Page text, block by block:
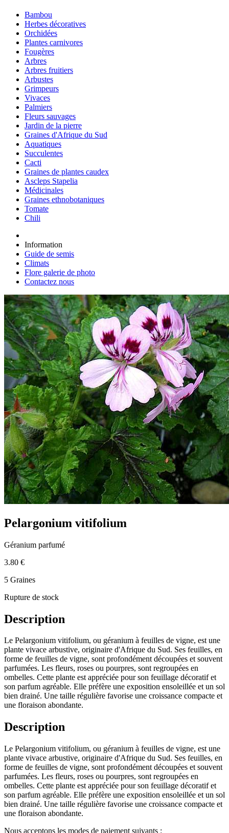
Bambou
Herbes décoratives
Orchidées
Plantes carnivores
Fougères
Arbres
Arbres fruitiers
Arbustes
Grimpeurs
Vivaces
Palmiers
Fleurs sauvages
Jardin de la pierre
Graines d'Afrique du Sud
Aquatiques
Succulentes
Cacti
Graines de plantes caudex
Ascleps Stapelia
Médicinales
Graines ethnobotaniques
Tomate
Chili
Information
Guide de semis
Climats
Flore galerie de photo
Contactez nous
Pelargonium vitifolium
Géranium parfumé
3.80 €
5 Graines
Rupture de stock
Description
Le Pelargonium vitifolium, ou géranium à feuilles de vigne, est une
plante vivace arbustive, originaire d'Afrique du Sud. Ses feuilles, en
forme de feuilles de vigne, sont profondément découpées et souvent
parfumées. Les fleurs, roses ou pourpres, sont regroupées en
ombelles. Cette plante est appréciée pour son feuillage décoratif et
son parfum agréable. Elle préfère une exposition ensoleillée et un sol
bien drainé. Une taille régulière favorise une croissance compacte et
une floraison abondante.
Description
Le Pelargonium vitifolium, ou géranium à feuilles de vigne, est une
plante vivace arbustive, originaire d'Afrique du Sud. Ses feuilles, en
forme de feuilles de vigne, sont profondément découpées et souvent
parfumées. Les fleurs, roses ou pourpres, sont regroupées en
ombelles. Cette plante est appréciée pour son feuillage décoratif et
son parfum agréable. Elle préfère une exposition ensoleillée et un sol
bien drainé. Une taille régulière favorise une croissance compacte et
une floraison abondante.
Nous acceptons les modes de paiement suivants :